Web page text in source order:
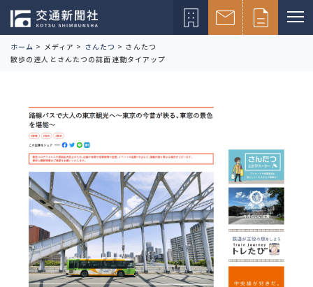
ホーム > メディア > さんたつ > さんたつ
散歩の達人とさんたつの誌面連動タイアップ